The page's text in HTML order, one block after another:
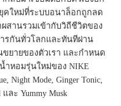
คใหม่ที่ระบบอนาล็อกถูกลด
สานรวมเข้ากับวิถีชีวิตของ
รกันทั่วโลกและทันทีผ่าน
ยายของตัวเรา และกำหนด
ำหอมรุ่นใหม่ของ NIKE
Night Mode, Ginger Tonic,
และ Yummy Musk